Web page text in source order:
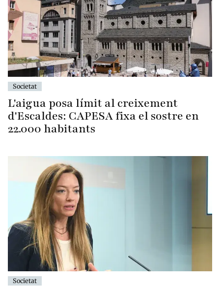
Societat
L'aigua posa límit al creixement
d'Escaldes: CAPESA fixa el sostre en
22.000 habitants
Societat